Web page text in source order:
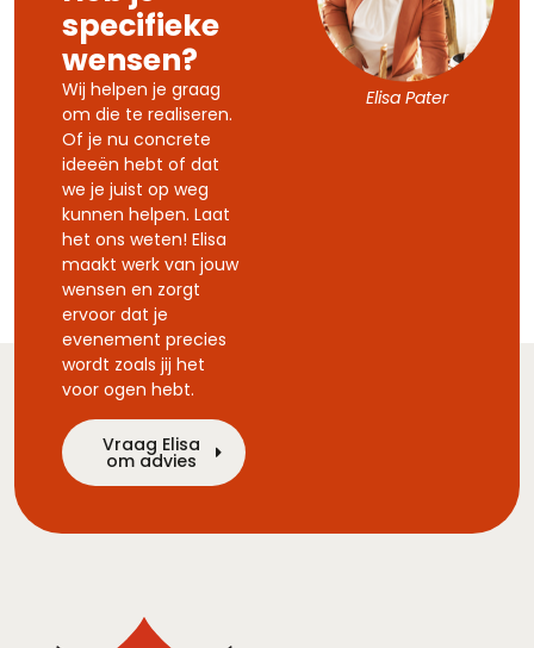
Elisa Pater
specifieke
wensen?
Wij helpen je graag
om die te realiseren.
Of je nu concrete
ideeën hebt of dat
we je juist op weg
kunnen helpen. Laat
het ons weten! Elisa
maakt werk van jouw
wensen en zorgt
ervoor dat je
evenement precies
wordt zoals jij het
voor ogen hebt.
Vraag Elisa
om advies